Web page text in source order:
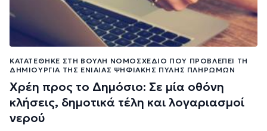
ΚΑΤΑΤΈΘΗΚΕ ΣΤΗ ΒΟΥΛΉ ΝΟΜΟΣΧΈΔΙΟ ΠΟΥ ΠΡΟΒΛΈΠΕΙ ΤΗ
ΔΗΜΙΟΥΡΓΊΑ ΤΗΣ ΕΝΙΑΊΑΣ ΨΗΦΙΑΚΉΣ ΠΎΛΗΣ ΠΛΗΡΩΜΏΝ
Χρέη προς το Δημόσιο: Σε μία οθόνη
κλήσεις, δημοτικά τέλη και λογαριασμοί
νερού